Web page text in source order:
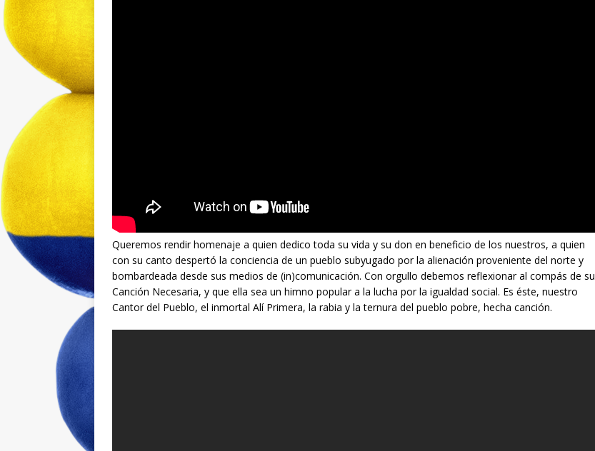
Queremos rendir homenaje a quien dedico toda su vida y su don en beneficio de los nuestros, a quien
con su canto despertó la conciencia de un pueblo subyugado por la alienación proveniente del norte y
bombardeada desde sus medios de (in)comunicación. Con orgullo debemos reflexionar al compás de su
Canción Necesaria, y que ella sea un himno popular a la lucha por la igualdad social. Es éste, nuestro
Cantor del Pueblo, el inmortal Alí Primera, la rabia y la ternura del pueblo pobre, hecha canción.